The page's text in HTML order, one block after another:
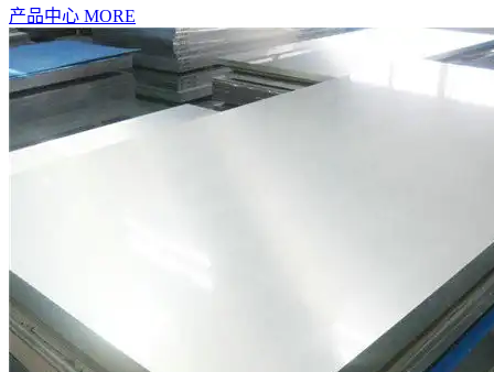
产品中心 MORE